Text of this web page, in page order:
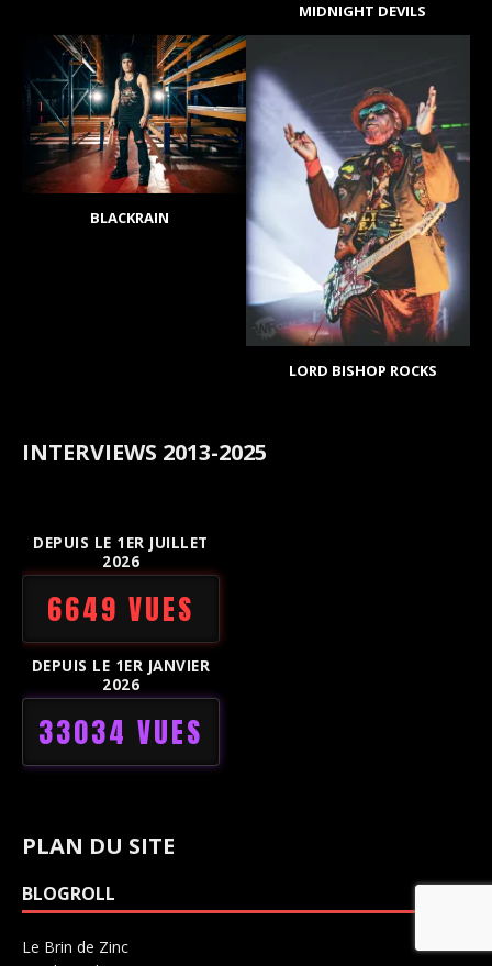
MIDNIGHT DEVILS
BLACKRAIN
LORD BISHOP ROCKS
INTERVIEWS 2013-2025
DEPUIS LE 1ER JUILLET
2026
6649 VUES
DEPUIS LE 1ER JANVIER
2026
33034 VUES
PLAN DU SITE
BLOGROLL
Le Brin de Zinc